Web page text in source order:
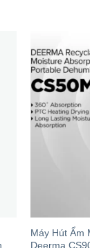
Máy Hút Ẩm
Deerma